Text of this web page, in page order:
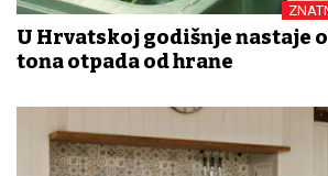
U Hrvatskoj godišnje nastaje
tona otpada od hrane